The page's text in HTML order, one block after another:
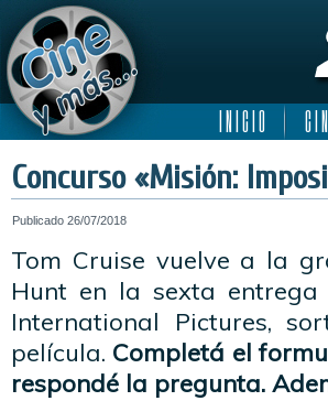
I N I C I O C I
Concurso «Misión:
Publicado 26/07/2018
Tom Cruise vuelve a la
Hunt en la sexta
International Pictures,
película. Completá el
respondé la pregunta.